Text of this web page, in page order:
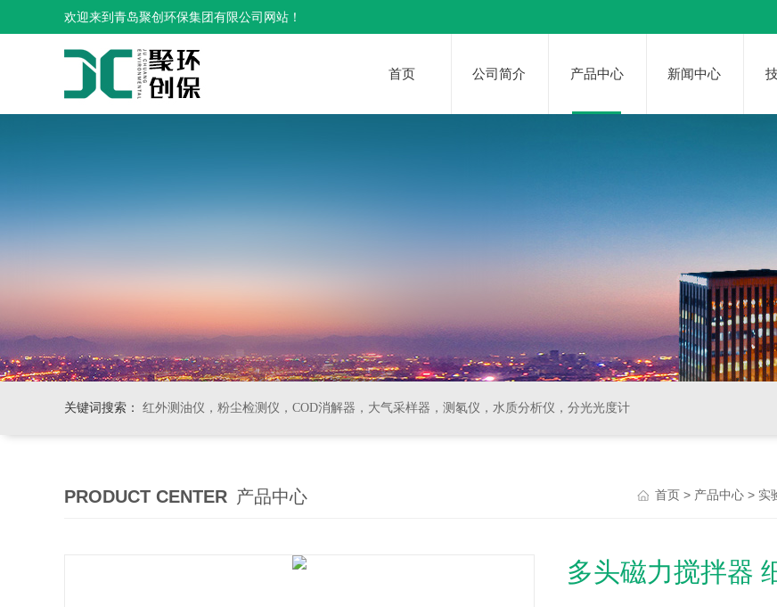
欢迎来到青岛聚创环保集团有限公司网站！
首页 公司简介 产品中心 新闻中心
关键词搜索： 红外测油仪，粉尘检测仪，COD消解器，大气采样器，测氡仪，水质分析仪，分光光度计
PRODUCT CENTER 产品中心 首页 > 产品中心 > 实
多头磁力搅拌器